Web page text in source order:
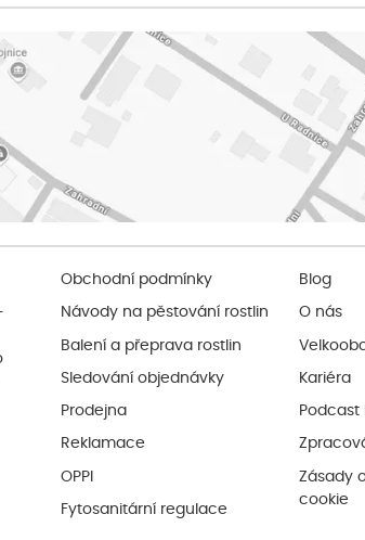
Obchodní podmínky
Návody na pěstování rostlin
Balení a přeprava rostlin
Sledování objednávky
Prodejna
Reklamace
OPPI
Fytosanitární regulace
Blog
O nás
Kariéra
Podcast
Zásady
cookie